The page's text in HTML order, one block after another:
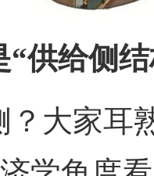
“供给侧
？大家耳